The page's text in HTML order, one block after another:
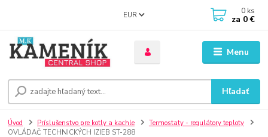
Menu
EUR
Hľadať
0 ks
za 0 €
Úvod Príslušenstvo pre kotly a kachle
Termostaty - regulátory teploty
OVLÁDAČ TECHNICKÝCH IZIEB ST-288